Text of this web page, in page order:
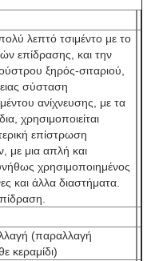
λεπτό τσιμέντο με το
επίδρασης, και την
ξηρός-σιταριού,
σύσταση
ανίχνευσης, με τα
χρησιμοποιείται
επίστρωση
με μια απλή και
χρησιμοποιημένος
και άλλα διαστήματα.
(παραλλαγή
κεραμίδι)